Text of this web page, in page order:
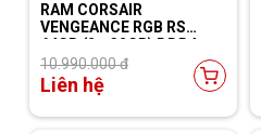
RAM CORSAIR
VENGEANCE RGB RS
64GB (2 x 32GB) DDR4
3200MHz C16
10.990.000 đ
Liên hệ